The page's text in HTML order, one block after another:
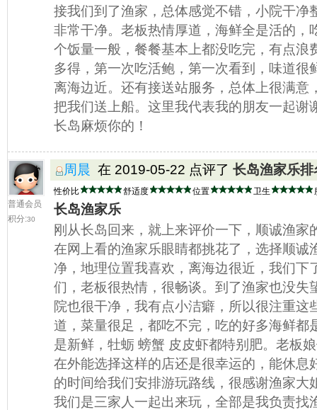
接我们到了渔家，总体感觉不错，小院干净
非常干净。老板热情厚道，海鲜全是活的，
个饭量一般，餐餐基本上都没吃完，有点浪
多得，第一次吃活鲍，第一次看到，味道很
离海边近。还有接送站服务，总体上很满意
把我们送上船。这里我代表我的朋友一起谢
长岛麻烦你的！
普通会员
积分:30
周晨 在 2019-05-22 点评了 长岛渔家乐排
性价比 舒适度 位置 卫生
长岛渔家乐
刚从长岛回来，就上来评价一下，顺诚渔家
在网上看的渔家乐眼睛都挑花了，选择顺诚
净，地理位置我喜欢，离海边很近，我们下
们，老板很热情，很畅谈。到了渔家也没失
院也很干净，我有点小洁癖，所以很注重这
道，菜量很足，都吃不完，吃的好多海鲜都
是新鲜，牡蛎 螃蟹 皮皮虾都特别肥。老板
在外能选择这样的店还是很幸运的，能休息
的时间给我们安排游玩路线，很感谢渔家大
我们是三家人一起出来玩，全部是我负责找